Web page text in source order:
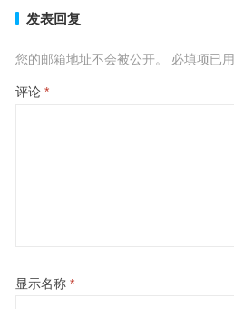
发表回复
您的邮箱地址不会被公开。 必填项已用
评论 *
显示名称 *